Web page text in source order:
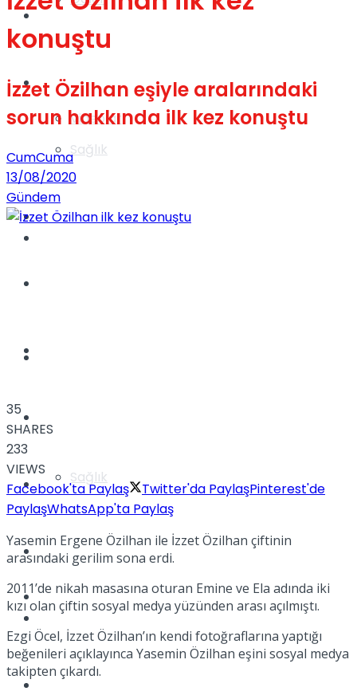
Videolar
Sağlık
TV
Gündem
Yaşam
Sağlık
TV
Müzik
Sinema
Tatil
Spor
konuştu
İzzet Özilhan eşiyle aralarındaki
sorun hakkında ilk kez konuştu
CumCuma
13/08/2020
Gündem
35
SHARES
233
VIEWS
Facebook'ta Paylaş
Twitter'da PaylaşPinterest'de
PaylaşWhatsApp'ta Paylaş
Yasemin Ergene Özilhan ile İzzet Özilhan çiftinin
arasındaki gerilim sona erdi.
2011’de nikah masasına oturan Emine ve Ela adında iki
kızı olan çiftin sosyal medya yüzünden arası açılmıştı.
Ezgi Öcel, İzzet Özilhan’ın kendi fotoğraflarına yaptığı
beğenileri açıklayınca Yasemin Özilhan eşini sosyal medya
takipten çıkardı.